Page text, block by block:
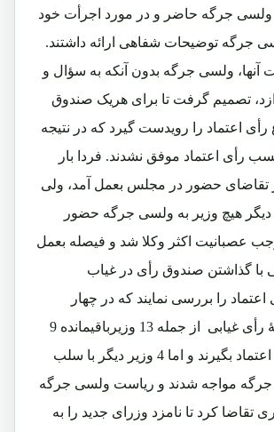
ولسی جرگه حاضر و در مورد اجرأت خود
جرگه توضیحات شفاهی ارائه داشتند.
آنها، ولسی جرگه بدون آنکه به سؤال و
تصمیم گرفت تا برای هریک صندوق
اعتماد را رویدست گیرد که در نتیجه
رأی اعتماد موفق نشدند. فردا بار
تقاضای حضور در مجلس بعمل آمد، ولی
دیگر هیچ وزیر به ولسی جرگه حضور
عصبانیت اکثر وکلا شد و فیصله بعمل
با گذاشتن صندوق رأی در غیاب
را بررسی نمایند که در چهار
روزبعدی درنتیجۀ رأی غیابی از جمله 13 وزیرباقیمانده 9
تن توانستند رأی اعتماد بگیرند و اما 4 وزیر دیگر با سلب
جرگه مواجه شدند و ریاست ولسی جرگه
تقاضا کرد تا نامزد وزرای جدید را به